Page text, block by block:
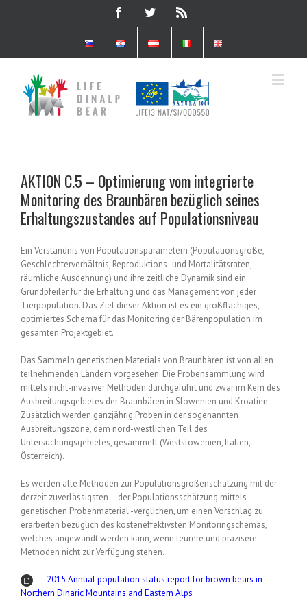
AKTION C.5 – Optimierung vom integrierte
Monitoring des Braunbären bezüglich seines
Erhaltungszustandes auf Populationsniveau
Ein Verständnis von Populationsparametern (Populationsgröße,
Geschlechterverhältnis, Reproduktions- und Mortalitätsraten,
räumliche Ausdehnung) und ihre zeitliche Dynamik sind ein
Grundpfeiler für die Erhaltung und das Management von jeder
Tierpopulation. Das Ziel dieser Aktion ist es ein großflächiges,
optimiertes Schema für das Monitoring der Bärenpopulation im
gesamten Projektgebiet.
Das Sammeln genetischen Materials von Braunbären ist von allen
teilnehmenden Ländern vorgesehen. Die Probensammlung wird
mittels nicht-invasiver Methoden durchgeführt und zwar im Kern des
Ausbreitungsgebietes der Braunbären in Slowenien und Kroatien.
Zusätzlich werden ganzjährig Proben in der sogenannten
Ausbreitungszone, dem nord-westlichen Teil des
Untersuchungsgebietes, gesammelt (Westslowenien, Italien,
Österreich).
Es werden alle Methoden zur Populationsgrößenschätzung mit der
derzeit zuverlässigsten – der Populationsschätzung mittels
genetischen Probenmaterial -verglichen, um einen Vorschlag zu
erarbeiten bezüglich des kosteneffektivsten Monitoringschemas,
welches angewandt werden kann, wenn teurere und präzisere
Methoden nicht zur Verfügung stehen.
2015 Annual population status report for brown bears in
Northern Dinaric Mountains and Eastern Alps